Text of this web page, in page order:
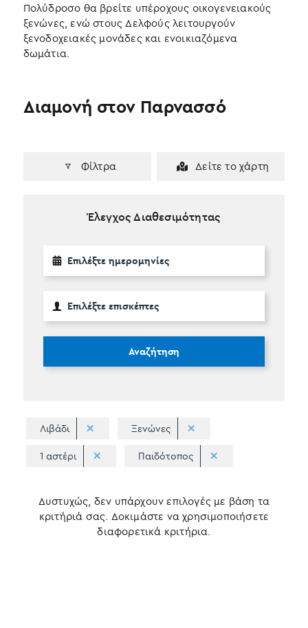
Πολύδροσο θα βρείτε υπέροχους οικογενειακούς
ξενώνες, ενώ στους Δελφούς λειτουργούν
ξενοδοχειακές μονάδες και ενοικιαζόμενα
δωμάτια.
Φίλτρα Δείτε το χάρτη
Διαμονή στον Παρνασσό
Έλεγχος Διαθεσιμότητας
Αναζήτηση
Λιβάδι Ξενώνες
1 αστέρι Παιδότοπος
Δυστυχώς, δεν υπάρχουν επιλογές με βάση τα
κριτήριά σας. Δοκιμάστε να χρησιμοποιήσετε
διαφορετικά κριτήρια.